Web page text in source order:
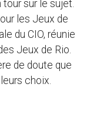
sur le sujet.
les Jeux de
du CIO, réunie
Jeux de Rio.
de doute que
choix.